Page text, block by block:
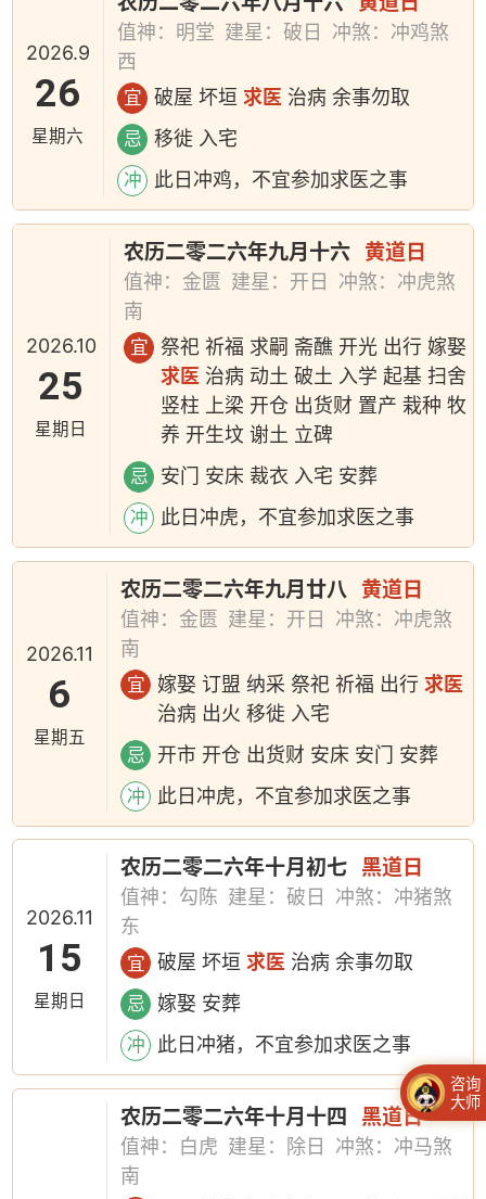
2026.9
26
星期六
值神：明堂 建星：破日
冲煞：冲鸡煞
西
宜 破屋 坏垣求医 治病 余事勿取
忌 移徙 入宅
冲 此日冲鸡，不宜参加求医之事
2026.10
25
星期日
农历二零二六年九月十六 黄道日
值神：金匮 建星：开日
冲煞：冲虎煞
南
宜
祭祀 祈福 求嗣 斋醮 开光 出行 嫁娶
求医 治病 动土 破土 入学 起基 扫舍
竖柱 上梁 开仓 出货财 置产 栽种 牧
养 开生坟 谢土 立碑
忌 安门 安床 裁衣 入宅 安葬
冲 此日冲虎，不宜参加求医之事
2026.11
6
星期五
农历二零二六年九月廿八 黄道日
值神：金匮 建星：开日
冲煞：冲虎煞
南
宜 嫁娶 订盟 纳采 祭祀 祈福 出行求医
治病 出火 移徙 入宅
忌 开市 开仓 出货财 安床 安门 安葬
冲 此日冲虎，不宜参加求医之事
2026.11
15
星期日
农历二零二六年十月初七 黑道日
值神：勾陈 建星：破日
冲煞：冲猪煞
东
宜 破屋 坏垣求医 治病 余事勿取
忌 嫁娶 安葬
冲 此日冲猪，不宜参加求医之事
农历二零二六年十月十四 黑道日
值神：白虎 建星：除日
冲煞：冲马煞
南
咨询
大师